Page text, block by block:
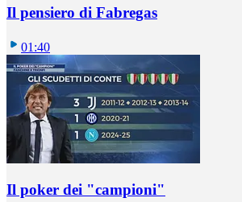
Il pensiero di Fabregas
01:40
Il poker dei "campioni"